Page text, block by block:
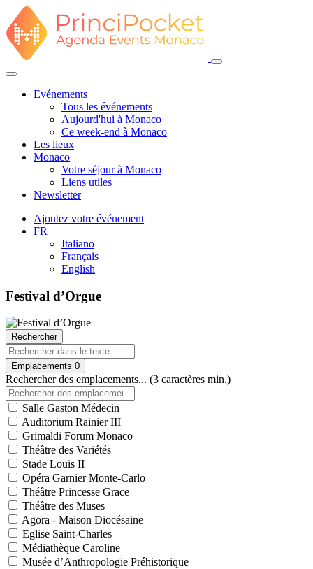
Evénements
Tous les événements
Aujourd'hui à Monaco
Ce week-end à Monaco
Les lieux
Monaco
Votre séjour à Monaco
Liens utiles
Newsletter
Ajoutez votre événement
FR
Italiano
Français
English
Festival d’Orgue
Rechercher
Emplacements 0
Rechercher des emplacements... (3 caractères min.)
Salle Gaston Médecin
Auditorium Rainier III
Grimaldi Forum Monaco
Théâtre des Variétés
Stade Louis II
Opéra Garnier Monte-Carlo
Théâtre Princesse Grace
Théâtre des Muses
Agora - Maison Diocésaine
Eglise Saint-Charles
Médiathèque Caroline
Musée d’Anthropologie Préhistorique